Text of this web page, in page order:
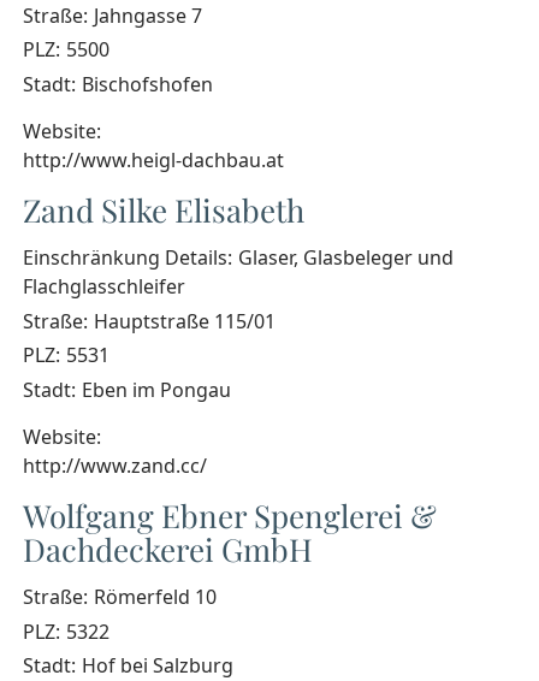
Straße: Jahngasse 7
PLZ: 5500
Stadt: Bischofshofen
Website:
http://www.heigl-dachbau.at
Zand Silke Elisabeth
Einschränkung Details: Glaser, Glasbeleger und
Flachglasschleifer
Straße: Hauptstraße 115/01
PLZ: 5531
Stadt: Eben im Pongau
Website:
http://www.zand.cc/
Wolfgang Ebner Spenglerei &
Dachdeckerei GmbH
Straße: Römerfeld 10
PLZ: 5322
Stadt: Hof bei Salzburg